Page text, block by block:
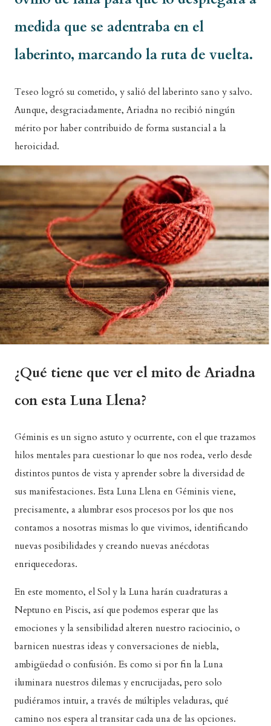
medida que se adentraba en el
laberinto, marcando la ruta de vuelta.
Teseo logró su cometido, y salió del laberinto sano y salvo.
Aunque, desgraciadamente, Ariadna no recibió ningún
mérito por haber contribuido de forma sustancial a la
heroicidad.
¿Qué tiene que ver el mito de Ariadna
con esta Luna Llena?
Géminis es un signo astuto y ocurrente, con el que trazamos
hilos mentales para cuestionar lo que nos rodea, verlo desde
distintos puntos de vista y aprender sobre la diversidad de
sus manifestaciones. Esta Luna Llena en Géminis viene,
precisamente, a alumbrar esos procesos por los que nos
contamos a nosotras mismas lo que vivimos, identificando
nuevas posibilidades y creando nuevas anécdotas
enriquecedoras.
En este momento, el Sol y la Luna harán cuadraturas a
Neptuno en Piscis, así que podemos esperar que las
emociones y la sensibilidad alteren nuestro raciocinio, o
barnicen nuestras ideas y conversaciones de niebla,
ambigüedad o confusión. Es como si por fin la Luna
iluminara nuestros dilemas y encrucijadas, pero solo
pudiéramos intuir, a través de múltiples veladuras, qué
camino nos espera al transitar cada una de las opciones.